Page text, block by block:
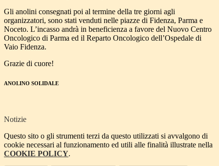
Gli anolini consegnati poi al termine della tre giorni agli
organizzatori, sono stati venduti nelle piazze di Fidenza, Parma e
Noceto. L’incasso andrà in beneficienza a favore del Nuovo Centro
Oncologico di Parma ed il Reparto Oncologico dell’Ospedale di
Vaio Fidenza.
Grazie di cuore!
ANOLINO SOLIDALE
Notizie
Questo sito o gli strumenti terzi da questo utilizzati si avvalgono di
cookie necessari al funzionamento ed utili alle finalità illustrate nella
COOKIE POLICY.